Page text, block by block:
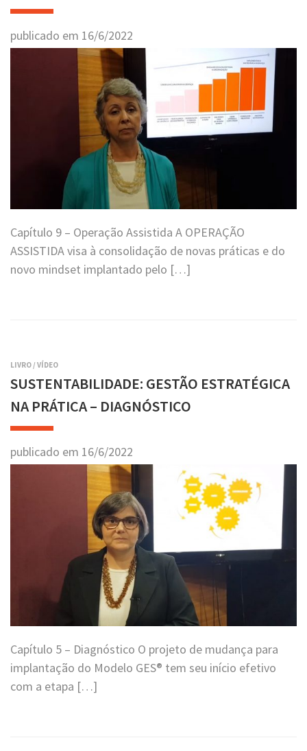
publicado em 16/6/2022
Capítulo 9 – Operação Assistida A OPERAÇÃO
ASSISTIDA visa à consolidação de novas práticas e do
novo mindset implantado pelo […]
LIVRO/VÍDEO
SUSTENTABILIDADE: GESTÃO ESTRATÉGICA
NA PRÁTICA – DIAGNÓSTICO
publicado em 16/6/2022
Capítulo 5 – Diagnóstico O projeto de mudança para
implantação do Modelo GES® tem seu início efetivo
com a etapa […]